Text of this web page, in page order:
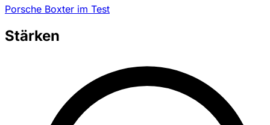
Porsche Boxter im Test
Stärken